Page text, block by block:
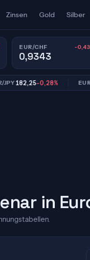
Zinsen Gold Silber
EUR/CHF -
0,9343
-0,28% EUR/TL
in